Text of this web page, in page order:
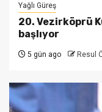
Yağlı Güreş
20. Vezirköprü
başlıyor
5 gün ago Resul